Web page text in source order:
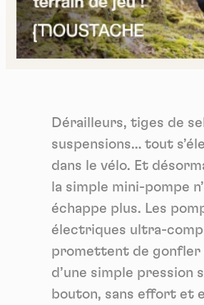
Dérailleurs, tiges de
suspensions… tout
dans le vélo. Et
la simple mini-pompe
échappe plus. Les
électriques ultra-
promettent de gonfler
d’une simple pression
bouton, sans effort et